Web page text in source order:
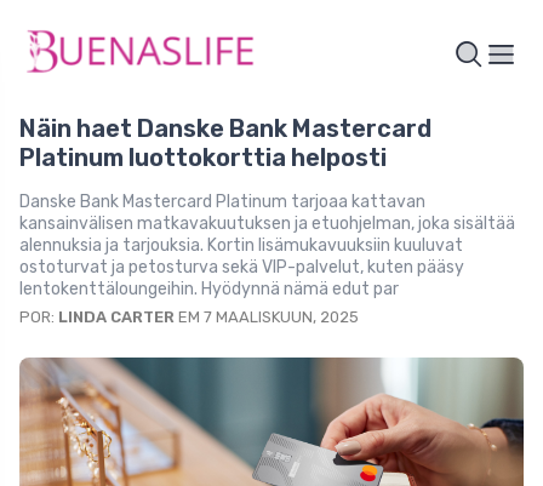
Näin haet Danske Bank Mastercard
Platinum luottokorttia helposti
Danske Bank Mastercard Platinum tarjoaa kattavan
kansainvälisen matkavakuutuksen ja etuohjelman, joka sisältää
alennuksia ja tarjouksia. Kortin lisämukavuuksiin kuuluvat
ostoturvat ja petosturva sekä VIP-palvelut, kuten pääsy
lentokenttäloungeihin. Hyödynnä nämä edut par
POR: LINDA CARTER EM 7 MAALISKUUN, 2025